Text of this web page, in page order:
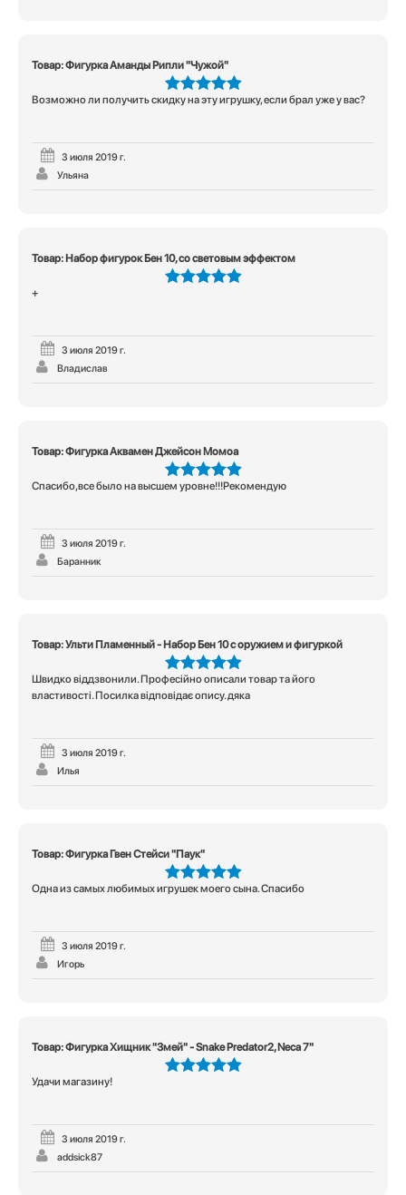
Товар: Фигурка Аманды Рипли "Чужой"
5из 5
Возможно ли получить скидку на эту игрушку, если брал уже у вас?
3 июля 2019 г.
Ульяна
Товар: Набор фигурок Бен 10, со световым эффектом
+
3 июля 2019 г.
Владислав
Товар: Фигурка Аквамен Джейсон Момоа
5из 5
Спасибо,все было на высшем уровне!!!Рекомендую
3 июля 2019 г.
Баранник
Товар: Ульти Пламенный - Набор Бен 10 с оружием и фигуркой
5из 5
Швидко віддзвонили. Професійно описали товар та його
властивості. Посилка відповідає опису. дяка
3 июля 2019 г.
Илья
Товар: Фигурка Гвен Стейси "Паук"
5из 5
Одна из самых любимых игрушек моего сына. Спасибо
3 июля 2019 г.
Игорь
Товар: Фигурка Хищник "Змей" - Snake Predator2, Neca 7"
Удачи магазину!
3 июля 2019 г.
addsick87